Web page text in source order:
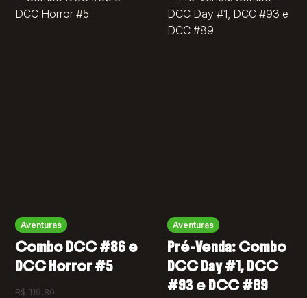
Aventuras
Combo DCC #86 e
DCC Horror #5
R$119,80
Aventuras
Pré-Venda: Combo
DCC Day #1, DCC
#93 e DCC #89